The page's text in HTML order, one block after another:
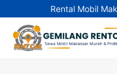
Rental Mobil